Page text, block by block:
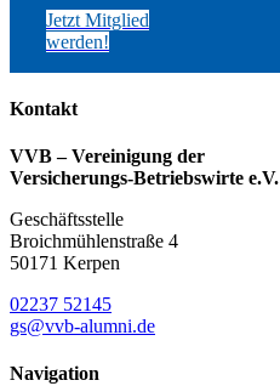
Jetzt Mitglied
werden!
Kontakt
VVB – Vereinigung der
Versicherungs-Betriebswirte e.V.
Geschäftsstelle
Broichmühlenstraße 4
50171 Kerpen
02237 52145
gs@vvb-alumni.de
Navigation